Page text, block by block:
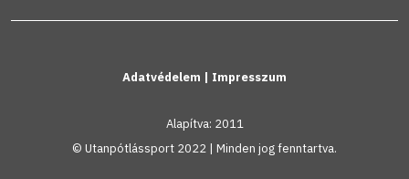
Adatvédelem | Impresszum
Alapítva: 2011
© Utanpótlássport 2022 | Minden jog fenntartva.